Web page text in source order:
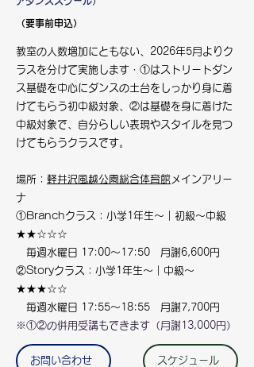
（要事前申込）
教室の人数増加にともない、2026年5月よりク
ラスを分けて実施します・①はストリートダン
ス基礎を中心にダンスの土台をしっかり身に着
けてもらう初中級対象、②は基礎を身に着けた
中級対象で、自分らしい表現やスタイルを見つ
けてもらうクラスです。
場所： 軽井沢風越公園総合体育館 メインアリー
ナ
①Branchクラス：小学1年生～｜初級〜中級
★★☆☆☆
毎週水曜日 17:00～17:50 月謝6,600円
②Storyクラス：小学1年生〜｜中級〜
★★★☆☆
毎週水曜日 17:55～18:55 月謝7,700円
※①②の併用受講もできます（月謝13,000円）
お問い合わせ スケジュール